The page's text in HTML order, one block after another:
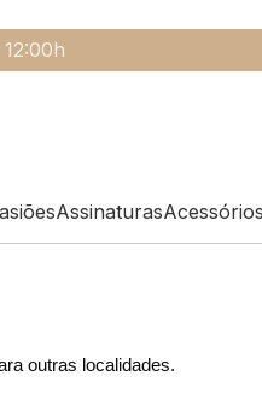
AssinaturasAcessórios
outras localidades.